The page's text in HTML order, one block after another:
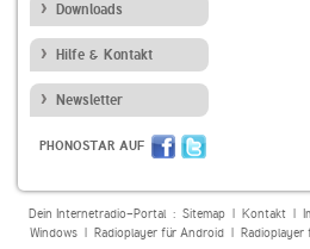
Downloads
Hilfe & Kontakt
Newsletter
PHONOSTAR AUF
Dein Internetradio-Portal : Sitemap| Kontakt|
Windows| Radioplayer für Android|